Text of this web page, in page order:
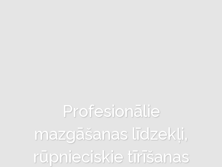
Profesionālie
mazgāšanas līdzekļi,
rūpnieciskie tīrīšanas